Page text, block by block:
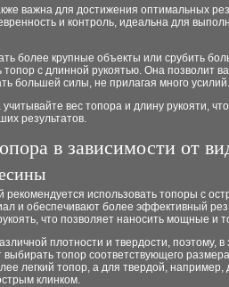
важна для достижения оптимальных
и контроль, идеальна для
более крупные объекты или срубить
с длинной рукоятью. Она позволит
большей силы, не прилагая много усилий.
вес топора и длину рукояти,
результатов.
в зависимости от
рекомендуется использовать топоры с
и обеспечивают более эффективный
что позволяет наносить мощные и
плотности и твердости, поэтому, в
топор соответствующего
легкий топор, а для твердой, например,
клинком.